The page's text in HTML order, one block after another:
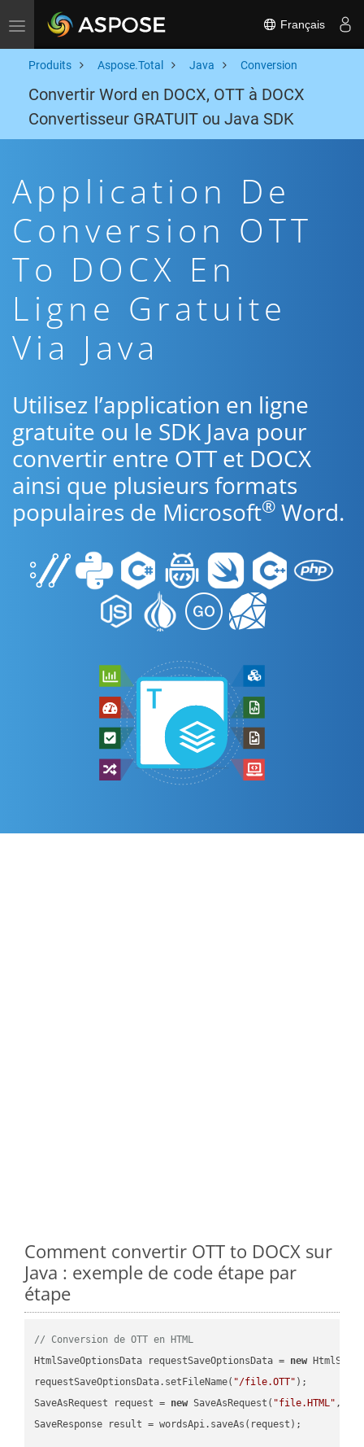
Toggle navigation Français
Produits Aspose.Total Java Conversion
Convertir Word en DOCX, OTT à DOCX
Convertisseur GRATUIT ou Java SDK
Application De
Conversion OTT
To DOCX En
Ligne Gratuite
Via Java
Utilisez l’application en ligne
gratuite ou le SDK Java pour
convertir entre OTT et DOCX
ainsi que plusieurs formats
populaires de Microsoft® Word.
Comment convertir OTT to DOCX sur
Java : exemple de code étape par
étape
// Conversion de OTT en HTML
HtmlSaveOptionsData requestSaveOptionsData = new
requestSaveOptionsData.setFileName( "/file.OTT" );
SaveAsRequest request = new SaveAsRequest( "file.HTML"
SaveResponse result = wordsApi.saveAs(request);